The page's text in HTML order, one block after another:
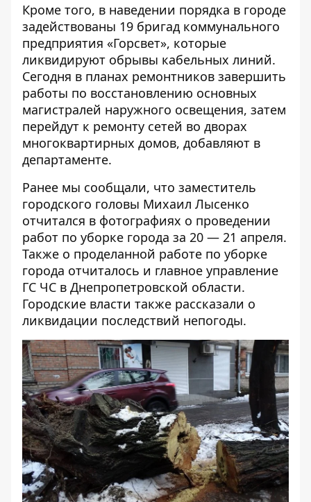
Кроме того, в наведении порядка в городе
задействованы 19 бригад коммунального
предприятия «Горсвет», которые
ликвидируют обрывы кабельных линий.
Сегодня в планах ремонтников завершить
работы по восстановлению основных
магистралей наружного освещения, затем
перейдут к ремонту сетей во дворах
многоквартирных домов, добавляют в
департаменте.
Ранее мы сообщали, что заместитель
городского головы Михаил Лысенко
отчитался в фотографиях о проведении
работ по уборке города за 20 — 21 апреля.
Также о проделанной работе по уборке
города отчиталось и главное управление
ГС ЧС в Днепропетровской области.
Городские власти также рассказали о
ликвидации последствий непогоды.